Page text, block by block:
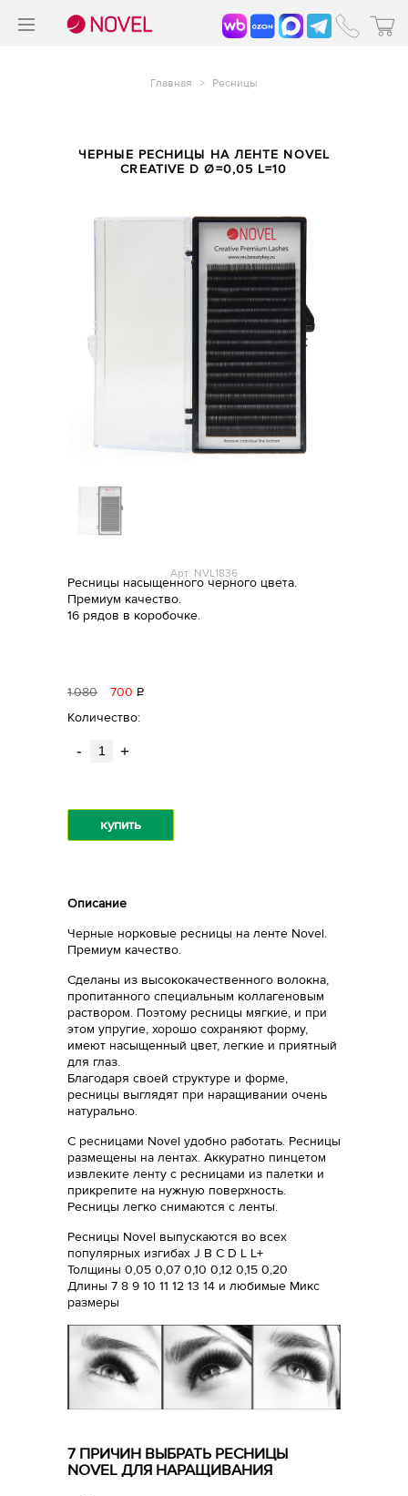
Главная > Ресницы
ЧЕРНЫЕ РЕСНИЦЫ НА ЛЕНТЕ NOVEL
CREATIVE D Ø=0,05 L=10
Арт: NVL1836
Ресницы насыщенного черного цвета.
Премиум качество.
16 рядов в коробочке.
1080 700 Р
Количество:
- +
купить
Описание
Черные норковые ресницы на ленте Novel.
Премиум качество.
Сделаны из высококачественного волокна,
пропитанного специальным коллагеновым
раствором. Поэтому ресницы мягкие, и при
этом упругие, хорошо сохраняют форму,
имеют насыщенный цвет, легкие и приятный
для глаз.
Благодаря своей структуре и форме,
ресницы выглядят при наращивании очень
натурально.
С ресницами Novel удобно работать. Ресницы
размещены на лентах. Аккуратно пинцетом
извлеките ленту с ресницами из палетки и
прикрепите на нужную поверхность.
Ресницы легко снимаются с ленты.
Ресницы Novel выпускаются во всех
популярных изгибах J B C D L L+
Толщины 0,05 0,07 0,10 0,12 0,15 0,20
Длины 7 8 9 10 11 12 13 14 и любимые Микс
размеры
7 ПРИЧИН ВЫБРАТЬ РЕСНИЦЫ
NOVEL ДЛЯ НАРАЩИВАНИЯ